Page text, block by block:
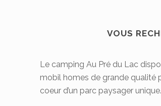
VOUS
Le camping Au Pré du Lac
mobil homes de grande qualité
coeur d’un parc paysager unique.